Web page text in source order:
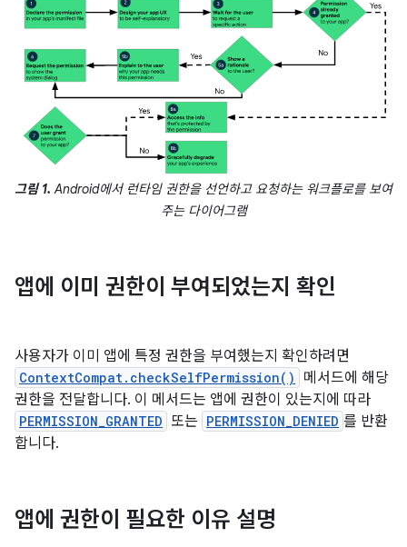
그림 1. Android에서 런타임 권한을 선언하고 요청하는 워크플로를 보여
주는 다이어그램
앱에 이미 권한이 부여되었는지 확인
사용자가 이미 앱에 특정 권한을 부여했는지 확인하려면
ContextCompat.checkSelfPermission()
메서드에 해당
권한을 전달합니다. 이 메서드는 앱에 권한이 있는지에 따라
PERMISSION_GRANTED 또는 PERMISSION_DENIED 를 반환
합니다.
앱에 권한이 필요한 이유 설명